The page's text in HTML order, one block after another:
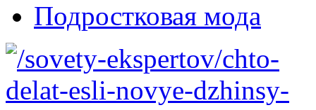
Подростковая мода